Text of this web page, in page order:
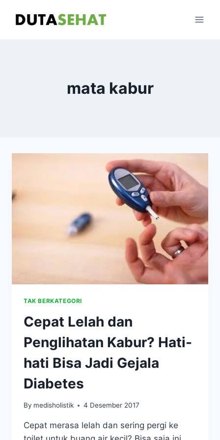
mata kabur
TAK BERKATEGORI
Cepat Lelah dan
Penglihatan Kabur? Hati-
hati Bisa Jadi Gejala
Diabetes
By medisholistik 4 Desember 2017
Cepat merasa lelah dan sering pergi ke